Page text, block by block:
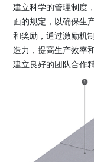
建立科学的管理制度
面的规定，以确保生
和奖励，通过激励机
造力，提高生产效率
建立良好的团队合作